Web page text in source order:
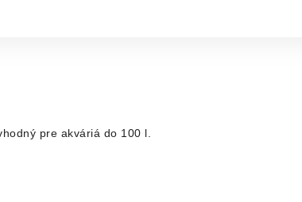
pre akváriá do 100 l.